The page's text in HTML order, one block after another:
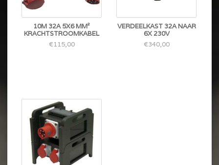
10M 32A 5X6 MM²
KRACHTSTROOMKABEL
€115,00
VERDEELKAST 32A NAAR
6X 230V
€340,00